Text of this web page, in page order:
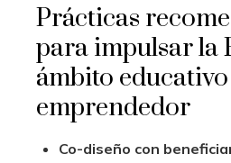
Prácticas
para impulsar la
ámbito
emprendedor
Co-diseño con